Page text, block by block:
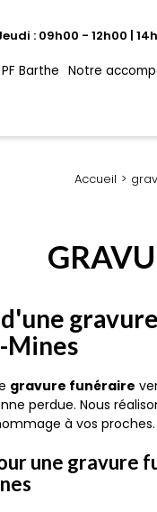
: 09h00 - 12h00 |
PF Barthe Notre
Accueil
Mines
gravure funéraire
perdue. Nous
à vos proches.
une gravure